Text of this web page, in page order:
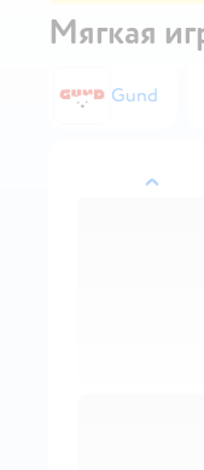
назад
Мягкая
Gund